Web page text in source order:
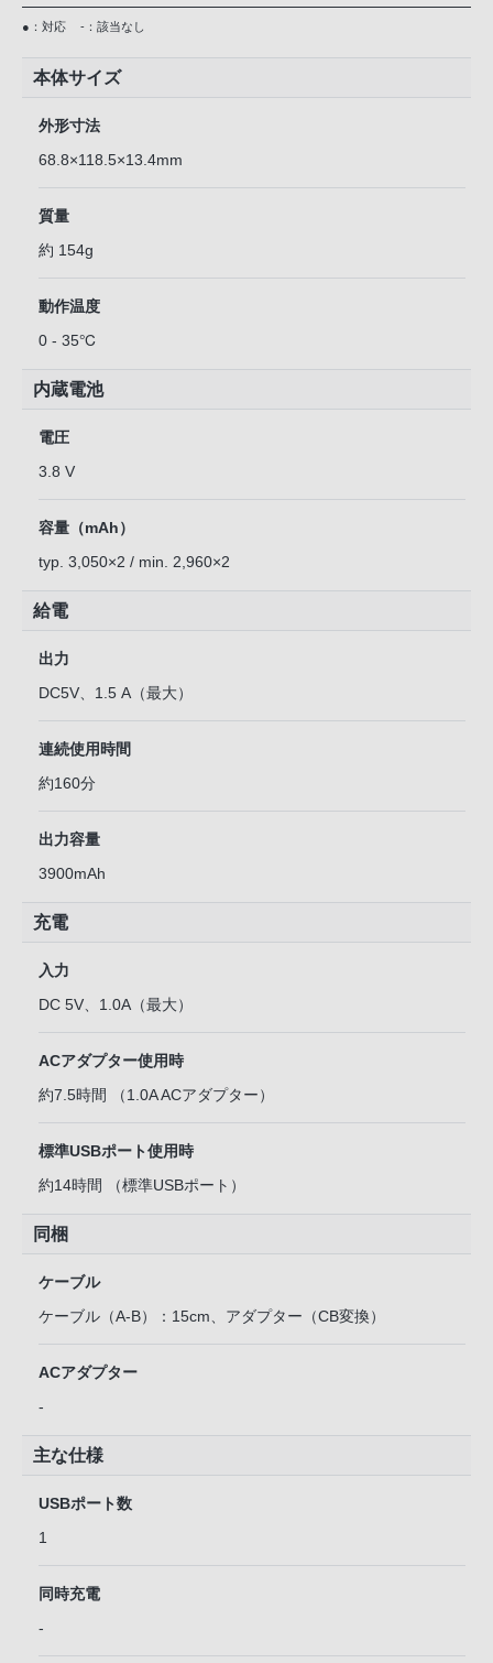
●：対応 -：該当なし
本体サイズ
外形寸法
68.8×118.5×13.4mm
質量
約 154g
動作温度
0 - 35℃
内蔵電池
電圧
3.8 V
容量（mAh）
typ. 3,050×2 / min. 2,960×2
給電
出力
DC5V、1.5 A（最大）
連続使用時間
約160分
出力容量
3900mAh
充電
入力
DC 5V、1.0A（最大）
ACアダプター使用時
約7.5時間 （1.0A ACアダプター）
標準USBポート使用時
約14時間 （標準USBポート）
同梱
ケーブル
ケーブル（A-B）：15cm、アダプター（CB変換）
ACアダプター
-
主な仕様
USBポート数
1
同時充電
-